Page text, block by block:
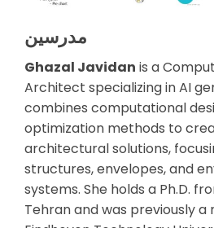
مدرسین
Ghazal Javidan is a
Architect specializing in AI
combines computational
optimization methods to
architectural solutions,
structures, envelopes, and
systems. She holds a Ph.D.
Tehran and was previously